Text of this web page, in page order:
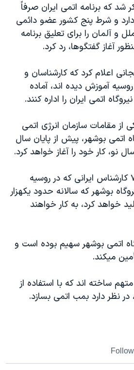
«سی‌پک»
شد که برنامه اتمی ايران صرفاً
و شرط پنج کشور عضو دائمی
و آلمان را برای تعليق برنامه
آغاز گفتگوها، رد کرد.
اعلام کرد که کارشناسان و
آموزش ديده اند، آماده
اتمی ايران را اداره کنند.
مقامات سازمان انرژی اتمی
اتمی بوشهر، پيش از پايان سال
نو، کار خود را آغاز خواهد کرد.
فياض بخش گفت، ٧٠٠ کارشناس ايرانی که در روسيه
بوشهر که سالانه حدود يکهزار
خواهد کرد، به کار خواهند
اتمی بوشهر سهيم بوده است و
ميکند.
ساخته اند که با استفاده از
نظر دارد بمب اتمی بسازد.